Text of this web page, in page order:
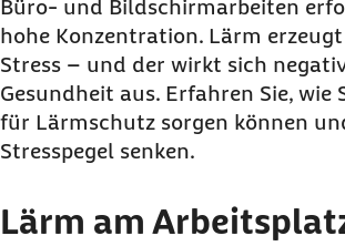
Welcher Schallschutz und welche
Schalldämmung im Büro?
Was kann man gegen Lärm am
tun?
Lärmschutz
Büro- und Bildschirmarbeiten
hohe Konzentration. Lärm
Stress – und der wirkt sich
Gesundheit aus. Erfahren Sie, wie
für Lärmschutz sorgen können
Stresspegel senken.
Lärm am